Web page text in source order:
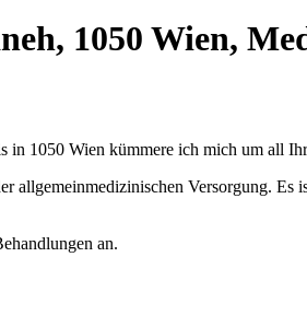
1050 Wien,
in 1050 Wien kümmere ich mich um all
allgemeinmedizinischen Versorgung.
an.